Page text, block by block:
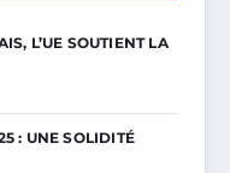
L’UE SOUTIENT LA
: UNE SOLIDITÉ